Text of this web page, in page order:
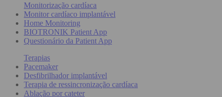
Monitorização cardíaca
Monitor cardíaco implantável
Home Monitoring
BIOTRONIK Patient App
Questionário da Patient App
Terapias
Pacemaker
Desfibrilhador implantável
Terapia de ressincronização cardíaca
Ablação por cateter